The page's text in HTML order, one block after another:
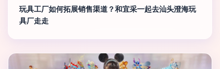
玩具工厂如何拓展销售渠道？和宜采一起去汕头澄海玩
具厂走走